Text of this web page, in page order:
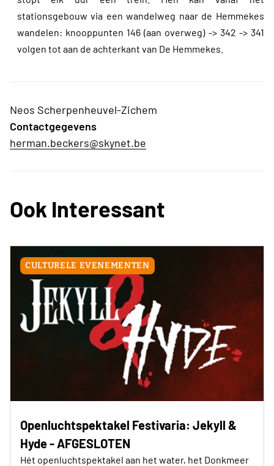
stationsgebouw via een wandelweg naar de Hemmekes
wandelen: knooppunten 146 (aan overweg) -> 342 -> 341
volgen tot aan de achterkant van De Hemmekes.
Neos Scherpenheuvel-Zichem
Contactgegevens
herman.beckers@skynet.be
Ook Interessant
CULTURELE EVENEMENTEN
Openluchtspektakel Festivaria: Jekyll &
Hyde - AFGESLOTEN
Hét openluchtspektakel aan het water, het Donkmeer